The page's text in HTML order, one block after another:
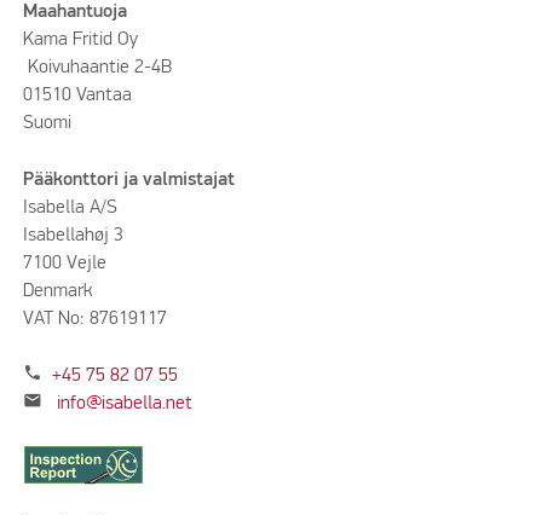
Maahantuoja
Kama Fritid Oy
Koivuhaantie 2-4B
01510 Vantaa
Suomi
Pääkonttori ja valmistajat
Isabella A/S
Isabellahøj 3
7100 Vejle
Denmark
VAT No: 87619117
phone +45 75 82 07 55
mail info@isabella.net